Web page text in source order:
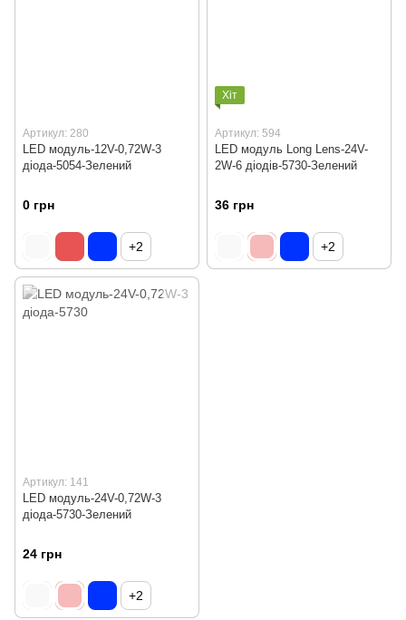
Артикул: 280
LED модуль-12V-0,72W-3
діода-5054-Зелений
0 грн
+2
Хіт
Артикул: 594
LED модуль Long Lens-24V-
2W-6 діодів-5730-Зелений
36 грн
+2
Артикул: 141
LED модуль-24V-0,72W-3
діода-5730-Зелений
24 грн
+2